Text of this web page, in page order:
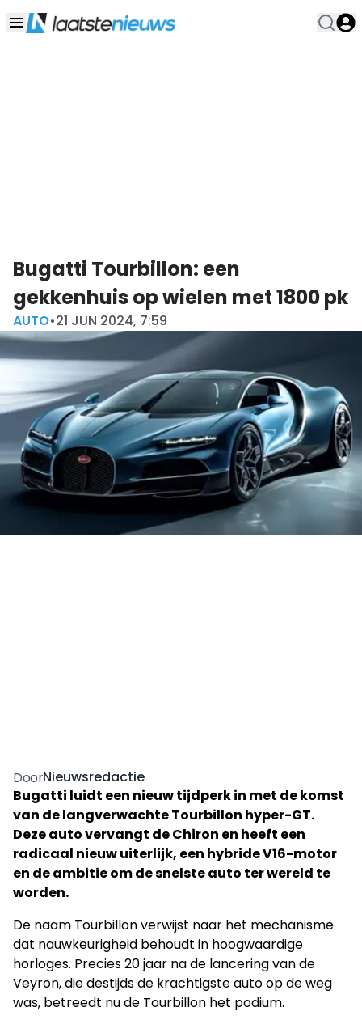
Bugatti Tourbillon: een
gekkenhuis op wielen met 1800 pk
AUTO•21 JUN 2024, 7:59
DoorNieuwsredactie
Bugatti luidt een nieuw tijdperk in met de komst
van de langverwachte Tourbillon hyper-GT.
Deze auto vervangt de Chiron en heeft een
radicaal nieuw uiterlijk, een hybride V16-motor
en de ambitie om de snelste auto ter wereld te
worden.
De naam Tourbillon verwijst naar het mechanisme
dat nauwkeurigheid behoudt in hoogwaardige
horloges. Precies 20 jaar na de lancering van de
Veyron, die destijds de krachtigste auto op de weg
was, betreedt nu de Tourbillon het podium.